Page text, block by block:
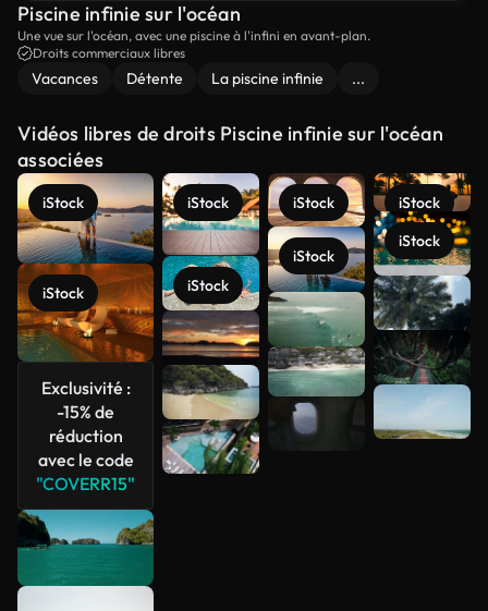
Piscine infinie sur l'océan
Une vue sur l'océan, avec une piscine à l'infini en avant-plan.
Droits commerciaux libres
Vacances Détente La piscine infinie ...
Vidéos libres de droits Piscine infinie sur l'océan
associées
iStock
iStock
Exclusivité :
-15% de
réduction
avec le code
"COVERR15"
iStock
iStock
iStock
iStock
iStock
iStock
Voir plus